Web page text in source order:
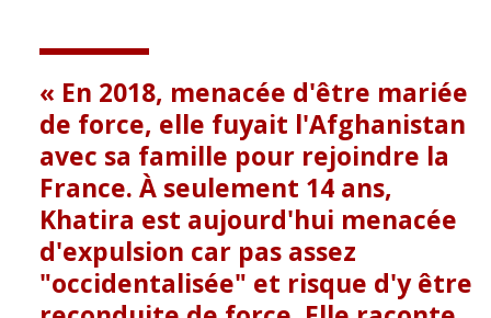
En 2018, menacée d'être mariée
de force, elle fuyait l'Afghanistan
avec sa famille pour rejoindre la
France. À seulement 14 ans,
Khatira est aujourd'hui menacée
d'expulsion car pas assez
"occidentalisée" et risque d'y être